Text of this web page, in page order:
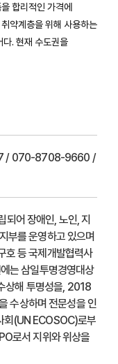
합리적인 가격에
약계층을 위해 사용하는
. 현재 수도권을
/ 070-8708-9660 /
어 장애인, 노인, 지
부를 운영하고 있으며
호 등 국제개발협력사
는 삼일투명경영대상
상해 투명성을, 2018
수상하며 전문성을 인
회(UN ECOSOC)로부
로서 지위와 위상을